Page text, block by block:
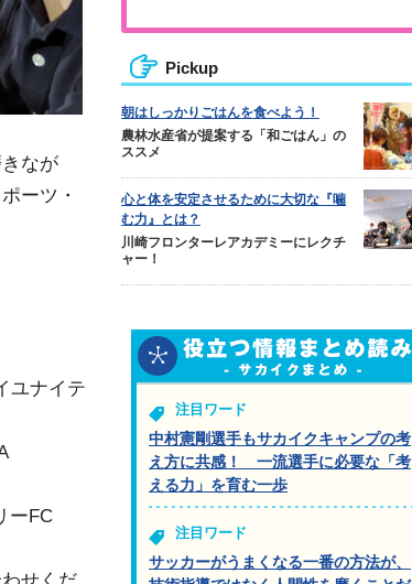
なが
ーツ・
ユナイテ
ーFC
Pickup
朝はしっかりごはんを食べよう！
農林水産省が提案する「和ごはん」の
ススメ
心と体を安定させるために大切な『噛
む力』とは？
川崎フロンターレアカデミーにレクチ
ャー！
注目ワード
中村憲剛選手もサカイクキャンプの考
え方に共感！ 一流選手に必要な「考
える力」を育む一歩
注目ワード
サッカーがうまくなる一番の方法が、